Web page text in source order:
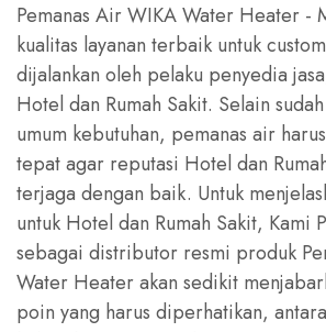
Pemanas Air WIKA Water Heater -
kualitas layanan terbaik untuk
dijalankan oleh pelaku penyedia
Hotel dan Rumah Sakit. Selain
umum kebutuhan, pemanas air
tepat agar reputasi Hotel dan
terjaga dengan baik. Untuk
untuk Hotel dan Rumah Sakit, Kami
sebagai distributor resmi produk
Water Heater akan sedikit
poin yang harus diperhatikan,